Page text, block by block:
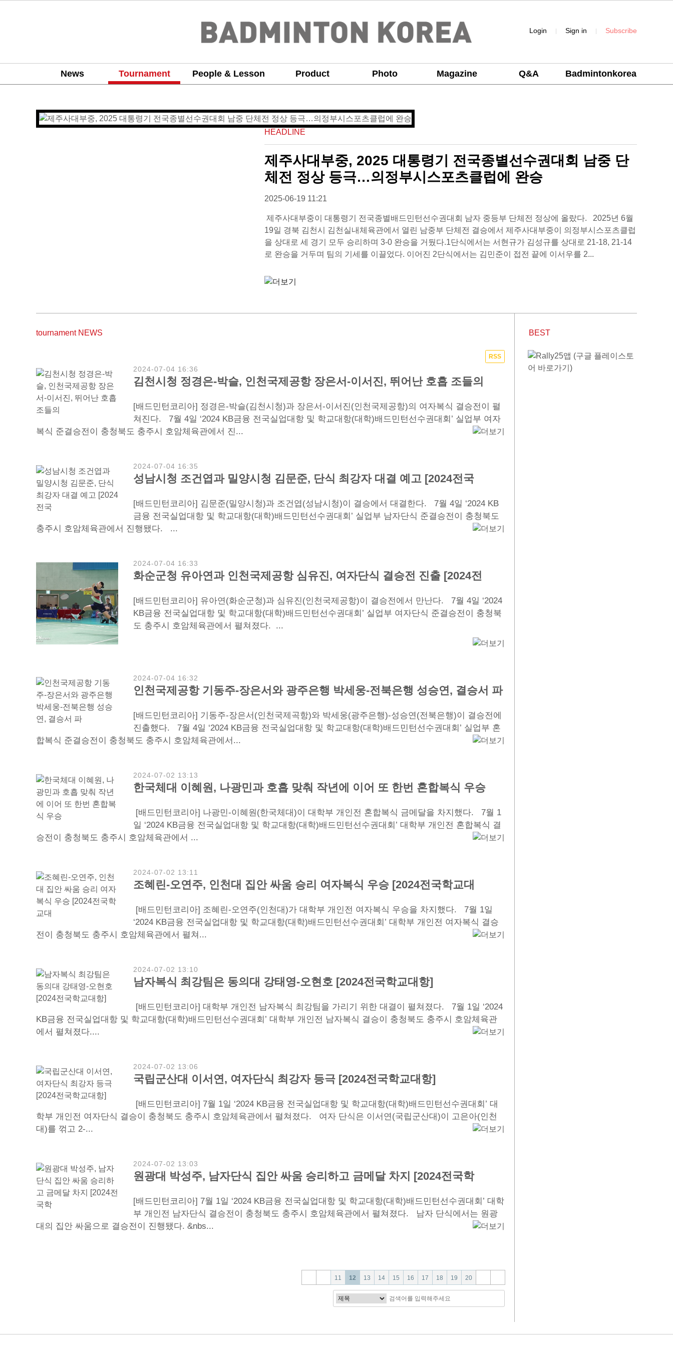
Login Sign in Subscribe
News Tournament People & Lesson Product Photo Magazine Q&A Badmintonkorea
HEADLINE
제주사대부중, 2025 대통령기 전국종별선수권대회 남중 단
체전 정상 등극…의정부시스포츠클럽에 완승
2025-06-19 11:21
제주사대부중이 대통령기 전국종별배드민턴선수권대회 남자 중등부 단체전 정상에 올랐다. 2025년 6월
19일 경북 김천시 김천실내체육관에서 열린 남중부 단체전 결승에서 제주사대부중이 의정부시스포츠클럽
을 상대로 세 경기 모두 승리하며 3-0 완승을 거뒀다.1단식에서는 서현규가 김성규를 상대로 21-18, 21-14
로 완승을 거두며 팀의 기세를 이끌었다. 이어진 2단식에서는 김민준이 접전 끝에 이서우를 2...
tournament NEWS
780
12
페
이
지
RSS
2024-07-04 16:36
김천시청 정경은-박슬, 인천국제공항 장은서-이서진, 뛰어난 호흡 조들의
[배드민턴코리아] 정경은-박슬(김천시청)과 장은서-이서진(인천국제공항)의 여자복식 결승전이 펼
쳐진다. 7월 4일 ‘2024 KB금융 전국실업대항 및 학교대항(대학)배드민턴선수권대회’ 실업부 여자
복식 준결승전이 충청북도 충주시 호암체육관에서 진...
2024-07-04 16:35
성남시청 조건엽과 밀양시청 김문준, 단식 최강자 대결 예고 [2024전국
[배드민턴코리아] 김문준(밀양시청)과 조건엽(성남시청)이 결승에서 대결한다. 7월 4일 ‘2024 KB
금융 전국실업대항 및 학교대항(대학)배드민턴선수권대회’ 실업부 남자단식 준결승전이 충청북도
충주시 호암체육관에서 진행됐다. ...
2024-07-04 16:33
화순군청 유아연과 인천국제공항 심유진, 여자단식 결승전 진출 [2024전
[배드민턴코리아] 유아연(화순군청)과 심유진(인천국제공항)이 결승전에서 만난다. 7월 4일 ‘2024
KB금융 전국실업대항 및 학교대항(대학)배드민턴선수권대회’ 실업부 여자단식 준결승전이 충청북
도 충주시 호암체육관에서 펼쳐졌다. ...
2024-07-04 16:32
인천국제공항 기동주-장은서와 광주은행 박세웅-전북은행 성승연, 결승서 파
[배드민턴코리아] 기동주-장은서(인천국제곡항)와 박세웅(광주은행)-성승연(전북은행)이 결승전에
진출했다. 7월 4일 ‘2024 KB금융 전국실업대항 및 학교대항(대학)배드민턴선수권대회’ 실업부 혼
합복식 준결승전이 충청북도 충주시 호암체육관에서...
2024-07-02 13:13
한국체대 이혜원, 나광민과 호흡 맞춰 작년에 이어 또 한번 혼합복식 우승
[배드민턴코리아] 나광민-이혜원(한국체대)이 대학부 개인전 혼합복식 금메달을 차지했다. 7월 1
일 ‘2024 KB금융 전국실업대항 및 학교대항(대학)배드민턴선수권대회’ 대학부 개인전 혼합복식 결
승전이 충청북도 충주시 호암체육관에서 ...
2024-07-02 13:11
조혜린-오연주, 인천대 집안 싸움 승리 여자복식 우승 [2024전국학교대
[배드민턴코리아] 조혜린-오연주(인천대)가 대학부 개인전 여자복식 우승을 차지했다. 7월 1일
‘2024 KB금융 전국실업대항 및 학교대항(대학)배드민턴선수권대회’ 대학부 개인전 여자복식 결승
전이 충청북도 충주시 호암체육관에서 펼쳐...
2024-07-02 13:10
남자복식 최강팀은 동의대 강태영-오현호 [2024전국학교대항]
[배드민턴코리아] 대학부 개인전 남자복식 최강팀을 가리기 위한 대결이 펼쳐졌다. 7월 1일 ‘2024
KB금융 전국실업대항 및 학교대항(대학)배드민턴선수권대회’ 대학부 개인전 남자복식 결승이 충청북도 충주시 호암체육관
에서 펼쳐졌다....
2024-07-02 13:06
국립군산대 이서연, 여자단식 최강자 등극 [2024전국학교대항]
[배드민턴코리아] 7월 1일 ‘2024 KB금융 전국실업대항 및 학교대항(대학)배드민턴선수권대회’ 대
학부 개인전 여자단식 결승이 충청북도 충주시 호암체육관에서 펼쳐졌다. 여자 단식은 이서연(국립군산대)이 고은아(인천
대)를 꺾고 2-...
2024-07-02 13:03
원광대 박성주, 남자단식 집안 싸움 승리하고 금메달 차지 [2024전국학
[배드민턴코리아] 7월 1일 ‘2024 KB금융 전국실업대항 및 학교대항(대학)배드민턴선수권대회’ 대학
부 개인전 남자단식 결승전이 충청북도 충주시 호암체육관에서 펼쳐졌다. 남자 단식에서는 원광
대의 집안 싸움으로 결승전이 진행됐다. &nbs...
11
이
지
린
12
이
13페
이
지
14페
이
지
15페
이
지
16페
이
지
17페
이
지
18페
이
지
19페
이
지
20페
이
지
검
색
검
색
BEST